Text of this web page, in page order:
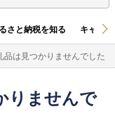
さと納税を知る キャン
品は見つかりませんでした
りませんで